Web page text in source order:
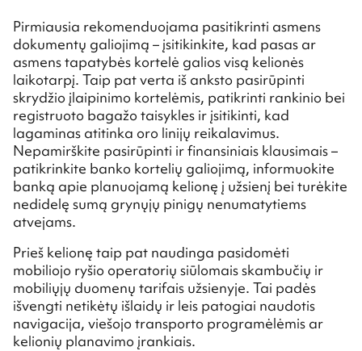
Pirmiausia rekomenduojama pasitikrinti asmens
dokumentų galiojimą – įsitikinkite, kad pasas ar
asmens tapatybės kortelė galios visą kelionės
laikotarpį. Taip pat verta iš anksto pasirūpinti
skrydžio įlaipinimo kortelėmis, patikrinti rankinio bei
registruoto bagažo taisykles ir įsitikinti, kad
lagaminas atitinka oro linijų reikalavimus.
Nepamirškite pasirūpinti ir finansiniais klausimais –
patikrinkite banko kortelių galiojimą, informuokite
banką apie planuojamą kelionę į užsienį bei turėkite
nedidelę sumą grynųjų pinigų nenumatytiems
atvejams.
Prieš kelionę taip pat naudinga pasidomėti
mobiliojo ryšio operatorių siūlomais skambučių ir
mobiliųjų duomenų tarifais užsienyje. Tai padės
išvengti netikėtų išlaidų ir leis patogiai naudotis
navigacija, viešojo transporto programėlėmis ar
kelionių planavimo įrankiais.